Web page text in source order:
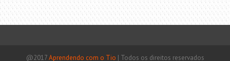
@2017Aprendendo com o Tio | Todos os direitos reservados